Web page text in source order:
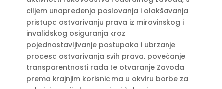
ciljem unapređenja poslovanja i olakšavanja
pristupa ostvarivanju prava iz mirovinskog i
invalidskog osiguranja kroz
pojednostavljivanje postupaka i ubrzanje
procesa ostvarivanja svih prava, povećanje
transparentnosti rada te otvaranje Zavoda
prema krajnjim korisnicima u okviru borbe za